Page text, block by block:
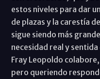
estos niveles para dar
de plazas y la carestía
sigue siendo más
necesidad real y
Fray Leopoldo
pero queriendo